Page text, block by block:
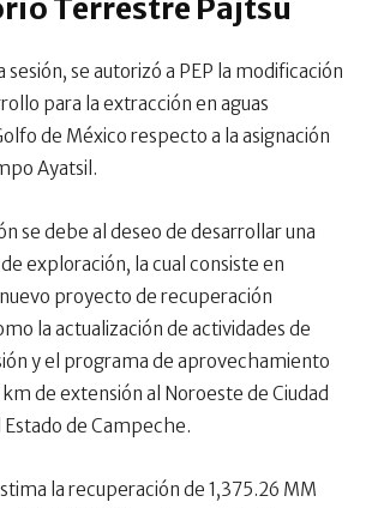
Terrestre Pajtsu
sesión, se autorizó a PEP la modificación
para la extracción en aguas
de México respecto a la asignación
Ayatsil.
se debe al deseo de desarrollar una
exploración, la cual consiste en
proyecto de recuperación
la actualización de actividades de
y el programa de aprovechamiento
km de extensión al Noroeste de Ciudad
de Campeche.
la recuperación de 1,375.26 MM